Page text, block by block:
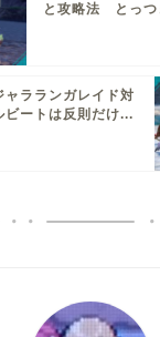
と攻略法 とっつ
ラランガレイド対
ートは反則だけ...